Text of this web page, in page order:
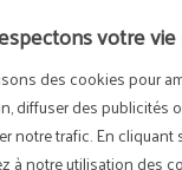
votre
des cookies pour
diffuser des publicités
notre trafic. En cliquant
à notre utilisation des